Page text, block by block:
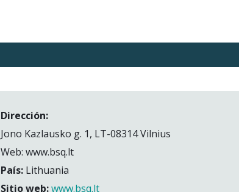
Dirección:
Jono Kazlausko g. 1, LT-08314 Vilnius
Web: www.bsq.lt
País: Lithuania
Sitio web: www.bsq.lt